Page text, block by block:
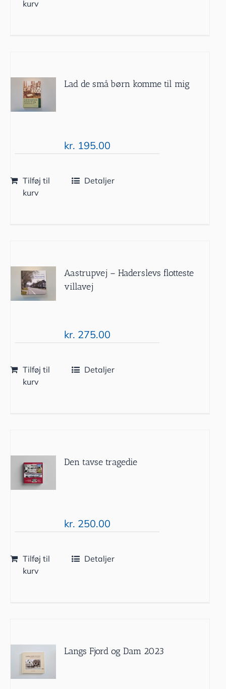
kurv
Lad de små børn komme til mig
kr. 195.00
Tilføj til
kurv
Detaljer
Aastrupvej – Haderslevs flotteste
villavej
kr. 275.00
Tilføj til
kurv
Detaljer
Den tavse tragedie
kr. 250.00
Tilføj til
kurv
Detaljer
Langs Fjord og Dam 2023